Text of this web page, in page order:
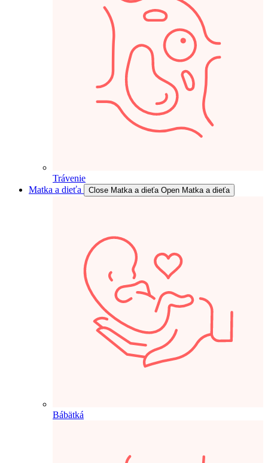
Trávenie
Matka a dieťa
Close Matka a dieťa Open Matka a dieťa
Bábätká